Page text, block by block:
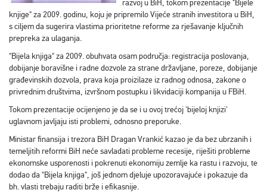
razvoj u BiH, tokom prezentacije "Bijele
knjige" za 2009. godinu, koju je pripremilo Vijeće stranih investitora u BiH,
s ciljem da sugerira vlastima prioritetne reforme za rješavanje ključnih
prepreka za ulaganja.
"Bijela knjiga" za 2009. obuhvata osam područja: registracija poslovanja,
dobijanje boravišne i radne dozvole za strane državljane, poreze, dobijanje
građevinskih dozvola, prava koja proizilaze iz radnog odnosa, zakone o
privrednim društvima, izvršnom postupku i likvidaciji kompanija u FBiH.
Tokom prezentacije ocijenjeno je da se i u ovoj trećoj 'bijeloj knjizi'
uglavnom javljaju isti problemi, odnosno preporuke.
Ministar finansija i trezora BiH Dragan Vrankić kazao je da bez ubrzanih i
temeljitih reformi BiH neće savladati probleme recesije, riješiti probleme
ekonomske usporenosti i pokrenuti ekonomiju zemlje ka rastu i razvoju, te
dodao da "Bijela knjiga", još jednom djeluje upozoravajuće i pokazuje da
bh. vlasti trebaju raditi brže i efikasnije.